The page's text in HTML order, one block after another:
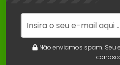
Não enviamos spam. Seu